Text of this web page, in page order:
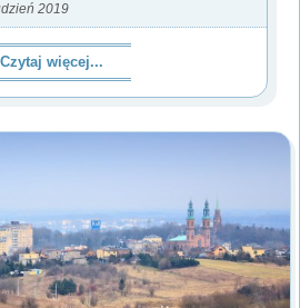
2019
Czytaj więcej...